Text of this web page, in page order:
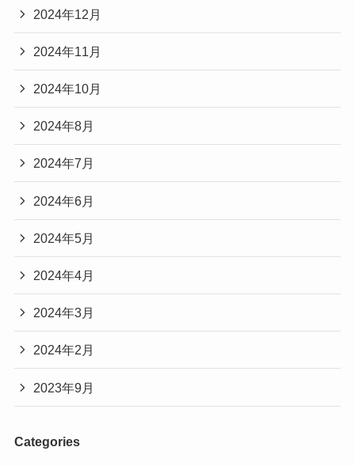
2024年12月
2024年11月
2024年10月
2024年8月
2024年7月
2024年6月
2024年5月
2024年4月
2024年3月
2024年2月
2023年9月
Categories